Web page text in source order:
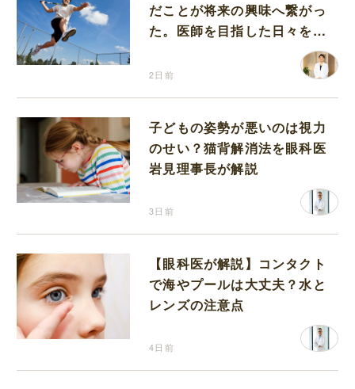
だことが将来の興味へ繋がっ
た。医師を目指した日々を振
2日前
子どもの姿勢が悪いのは視力
のせい？猫背解消法を眼科医
岩見理事長が解説
3日前
【眼科医が解説】コンタクト
で海やプールは大丈夫？水と
レンズの注意点
4日前